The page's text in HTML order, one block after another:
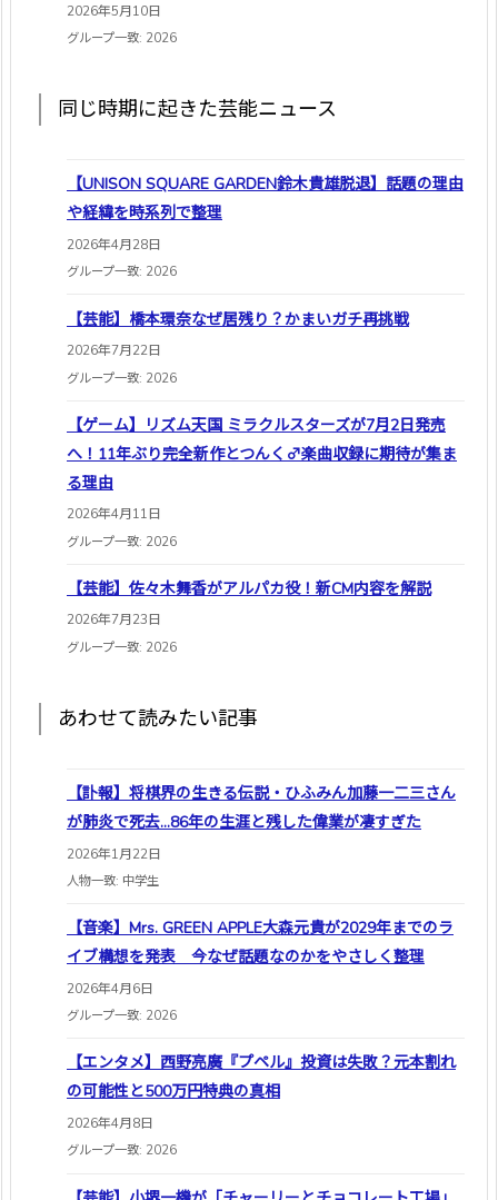
2026年5月10日
グループ一致: 2026
同じ時期に起きた芸能ニュース
【UNISON SQUARE GARDEN鈴木貴雄脱退】話題の理由
や経緯を時系列で整理
2026年4月28日
グループ一致: 2026
【芸能】橋本環奈なぜ居残り？かまいガチ再挑戦
2026年7月22日
グループ一致: 2026
【ゲーム】リズム天国 ミラクルスターズが7月2日発売
へ！11年ぶり完全新作とつんく♂楽曲収録に期待が集ま
る理由
2026年4月11日
グループ一致: 2026
【芸能】佐々木舞香がアルパカ役！新CM内容を解説
2026年7月23日
グループ一致: 2026
あわせて読みたい記事
【訃報】将棋界の生きる伝説・ひふみん加藤一二三さん
が肺炎で死去…86年の生涯と残した偉業が凄すぎた
2026年1月22日
人物一致: 中学生
【音楽】Mrs. GREEN APPLE大森元貴が2029年までのラ
イブ構想を発表 今なぜ話題なのかをやさしく整理
2026年4月6日
グループ一致: 2026
【エンタメ】西野亮廣『プペル』投資は失敗？元本割れ
の可能性と500万円特典の真相
2026年4月8日
グループ一致: 2026